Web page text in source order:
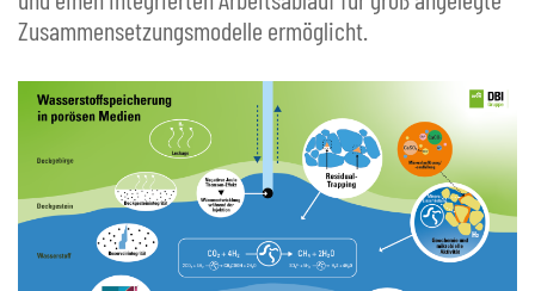
Zusammensetzungsmodelle ermöglicht.